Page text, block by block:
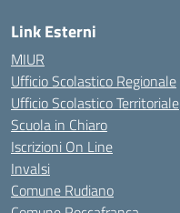
Link Esterni
MIUR
Ufficio Scolastico Regionale
Ufficio Scolastico Territoriale
Scuola in Chiaro
Iscrizioni On Line
Invalsi
Comune Rudiano